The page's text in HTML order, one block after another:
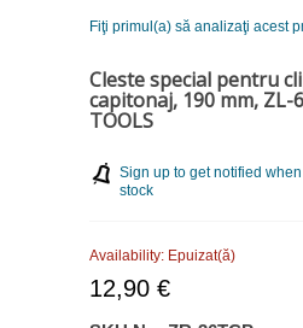
Fiţi primul(a) să analizaţi acest
Cleste special pentru
capitonaj, 190 mm, ZL-
TOOLS
Sign up to get notified
stock
Availability: Epuizat(ă)
12,90 €